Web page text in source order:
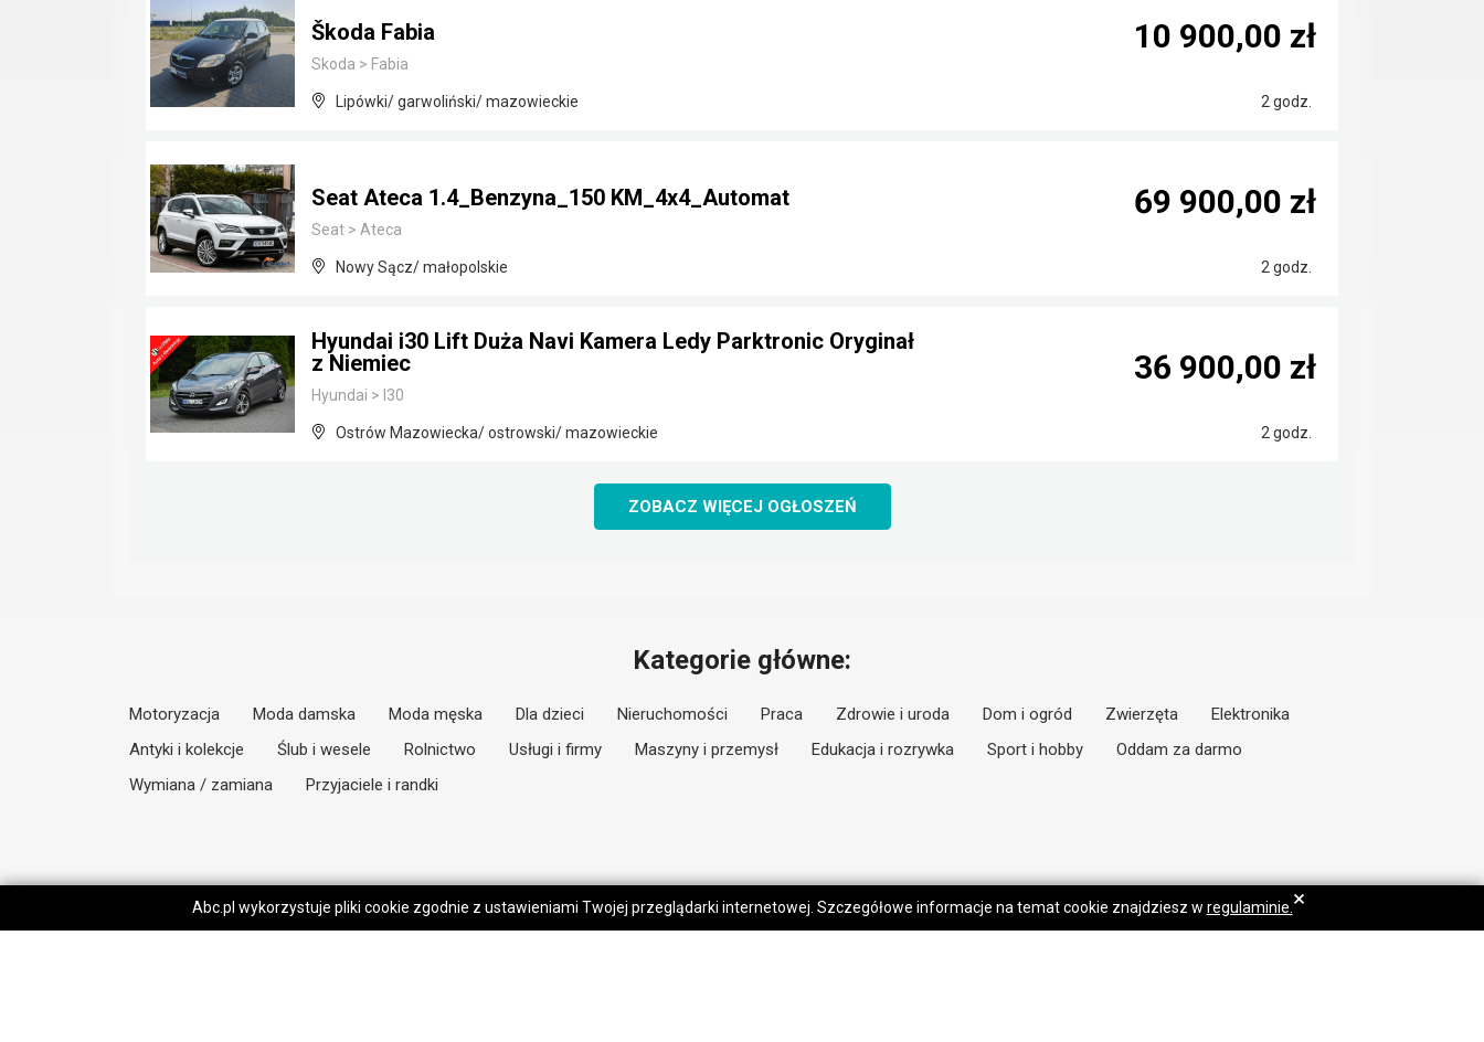
Škoda Fabia
Skoda > Fabia
Lipówki/ garwoliński/ mazowieckie 2 godz.
10 900,00 zł
Seat Ateca 1.4_Benzyna_150 KM_4x4_Automat
Seat > Ateca
Nowy Sącz/ małopolskie 2 godz.
69 900,00 zł
Hyundai i30 Lift Duża Navi Kamera Ledy Parktronic Oryginał
z Niemiec
Hyundai > I30
Ostrów Mazowiecka/ ostrowski/ mazowieckie 2 godz.
36 900,00 zł
ZOBACZ WIĘCEJ OGŁOSZEŃ
Kategorie główne:
Motoryzacja Moda damska Moda męska Dla dzieci Nieruchomości Praca Zdrowie i uroda Dom i ogród Zwierzęta
Elektronika
Antyki i kolekcje
Ślub i wesele Rolnictwo Usługi i firmy Maszyny i przemysł Edukacja i rozrywka Sport i hobby
Oddam za darmo
Wymiana / zamiana
Przyjaciele i randki
Abc.pl wykorzystuje pliki cookie zgodnie z ustawieniami Twojej przeglądarki internetowej. Szczegółowe informacje na temat cookie znajdziesz w regulaminie. ×